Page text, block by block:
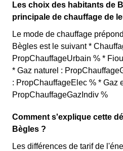
Les choix des habitants de
principale de chauffage de
Le mode de chauffage
Bègles est le suivant *
PropChauffageUrbain % *
* Gaz naturel :
: PropChauffageElec % * Gaz
PropChauffageGazIndiv %
Comment s'explique cette
Bègles ?
Les différences de tarif de